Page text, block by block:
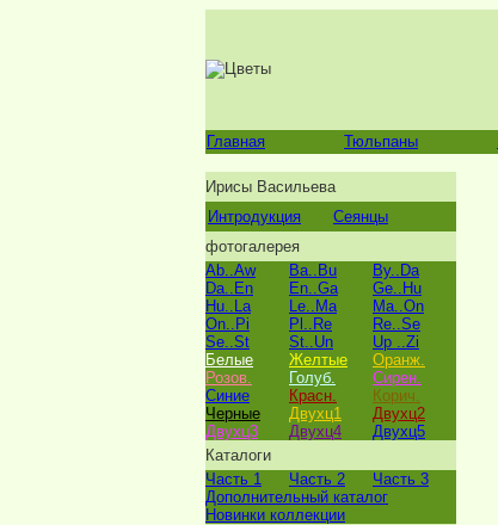
Главная Тюльпаны
Ирисы Васильева
Интродукция
Сеянцы
фотогалерея
Ab..Aw
Ba..Bu
By..Da
Da..En
En..Ga
Ge..Hu
Hu..La
Le..Ma
Ma..On
On..Pi
Pl..Re
Re..Se
Se..St
St..Un
Up ..Zi
Белые
Желтые
Оранж.
Розов.
Голуб.
Сирен.
Синие
Красн.
Корич.
Черные
Двухц1
Двухц2
Двухц3
Двухц4
Двухц5
Каталоги
Часть 1
Часть 2
Часть 3
Дополнительный каталог
Новинки коллекции